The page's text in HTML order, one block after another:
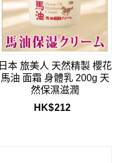
日本 旅美人 天然精製 櫻花
馬油 面霜 身體乳 200g 天
然保濕滋潤
HK$212